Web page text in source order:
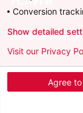
Скачать
Conversion
Agree
Show detailed
Visit our Privacy